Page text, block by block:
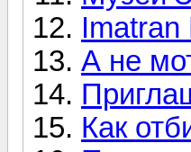
Imatran
А не
Как